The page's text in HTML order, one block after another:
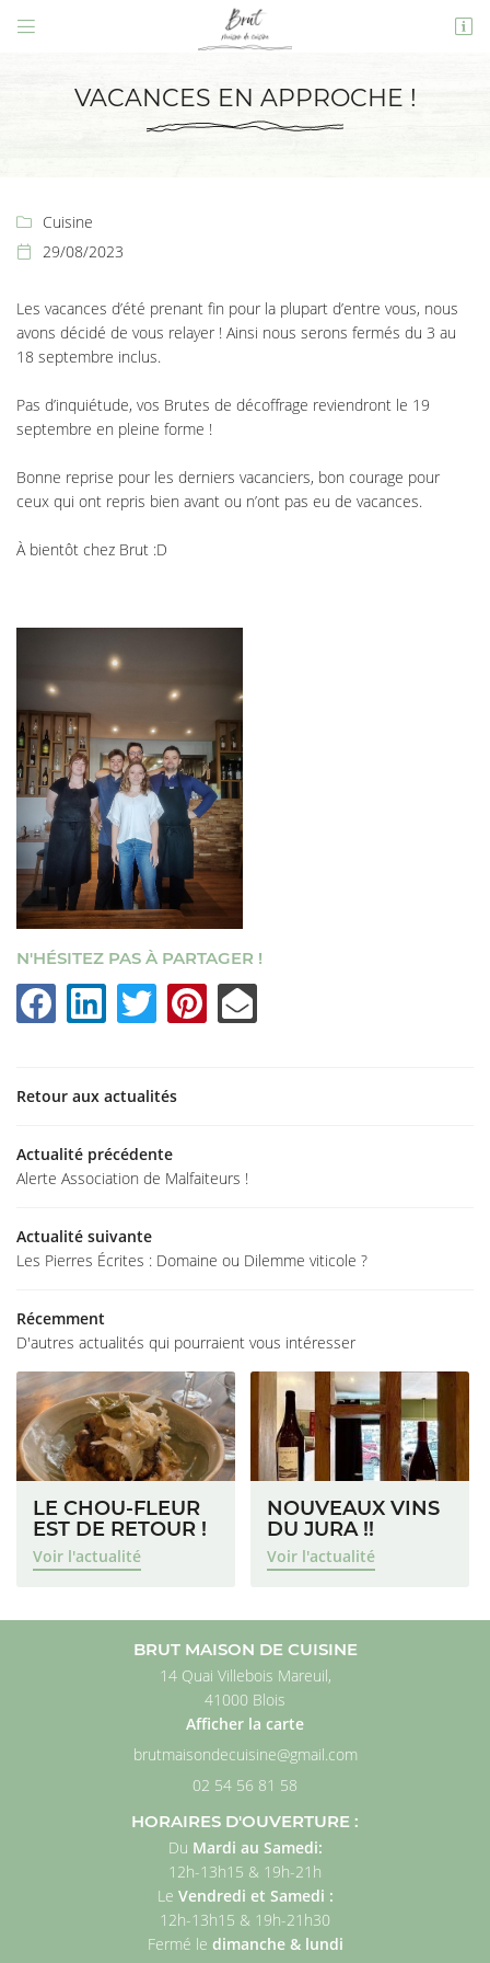

LA CARTE
GALERIE
/ RECRUTEMENT

REJOIGNEZ-
14 Quai Villebois Mareuil,
02 54 56 81 58
 Adresse email de réception
l'adresse email indiqué ci-dessus. Vous pouvez vous désinscrire à tout moment en
utilisantle formulaire de désinscription.
VACANCES EN APPROCHE !
 Cuisine
 29/08/2023
Les vacances d’été prenant fin pour la plupart d’entre vous, nous
avons décidé de vous relayer ! Ainsi nous serons fermés du 3 au
18 septembre inclus.
Pas d’inquiétude, vos Brutes de décoffrage reviendront le 19
septembre en pleine forme !
Bonne reprise pour les derniers vacanciers, bon courage pour
ceux qui ont repris bien avant ou n’ont pas eu de vacances.
À bientôt chez Brut :D
N'HÉSITEZ PAS À PARTAGER !
Retour aux actualités
Actualité précédente
Alerte Association de Malfaiteurs !
Actualité suivante
Les Pierres Écrites : Domaine ou Dilemme viticole ?
Récemment
D'autres actualités qui pourraient vous intéresser
LE CHOU-FLEUR
EST DE RETOUR !
Voir l'actualité
NOUVEAUX VINS
DU JURA !!
Voir l'actualité
BRUT MAISON DE CUISINE
14 Quai Villebois Mareuil,
41000 Blois
Afficher la carte
02 54 56 81 58
HORAIRES D'OUVERTURE :
Du Mardi au Samedi:
12h-13h15 & 19h-21h
Le Vendredi et Samedi :
12h-13h15 & 19h-21h30
Fermé le dimanche & lundi